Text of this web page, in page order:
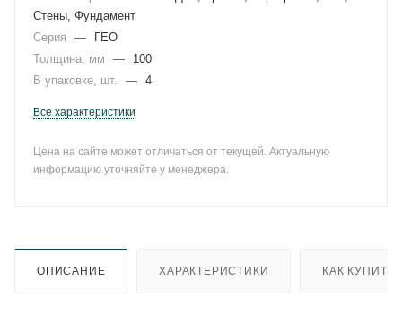
Стены, Фундамент
Серия
—
ГЕО
Толщина, мм
—
100
В упаковке, шт.
— 4
Все характеристики
Цена на сайте может отличаться от текущей. Актуальную
информацию уточняйте у менеджера.
ОПИСАНИЕ ХАРАКТЕРИСТИКИ КАК КУПИТЬ